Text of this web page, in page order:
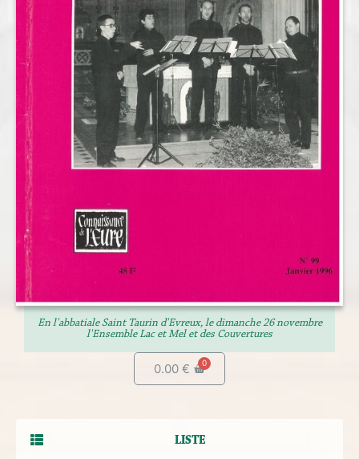
En l'abbatiale Saint Taurin d'Evreux, le dimanche 26 novembre
l'Ensemble Lac et Mel et des Couvertures
0.00 €
LISTE